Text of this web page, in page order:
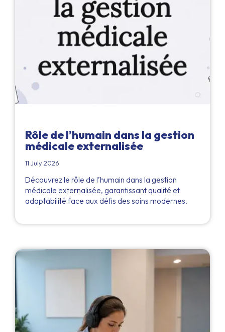
Rôle de l’humain dans la gestion
médicale externalisée
11 July 2026
Découvrez le rôle de l’humain dans la gestion
médicale externalisée, garantissant qualité et
adaptabilité face aux défis des soins modernes.